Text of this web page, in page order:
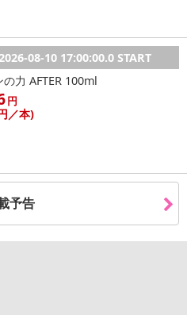
08-10 17:00:00.0 START
の力 AFTER 100ml
円
／本)
予告